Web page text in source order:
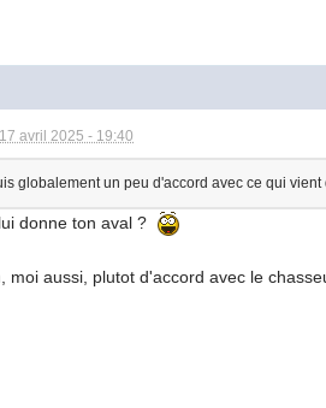
17 avril 2025 - 19:40
globalement un peu d'accord avec ce qui vient
donne ton aval ?
moi aussi, plutot d'accord avec le